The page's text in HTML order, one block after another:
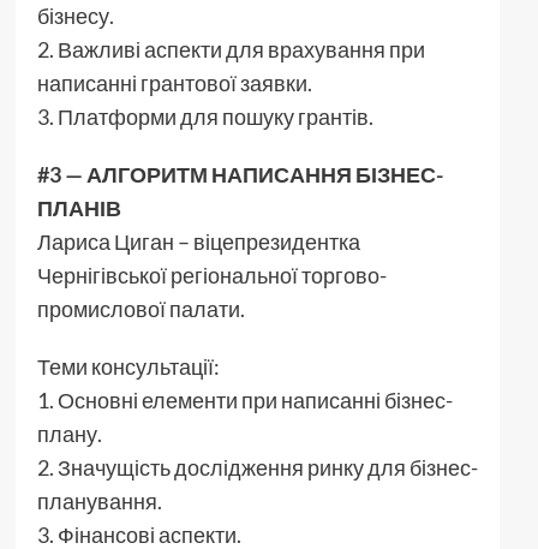
бізнесу.
2. Важливі аспекти для врахування при
написанні грантової заявки.
3. Платформи для пошуку грантів.
#3 — АЛГОРИТМ НАПИСАННЯ БІЗНЕС-
ПЛАНІВ
Лариса Циган – віцепрезидентка
Чернігівської регіональної торгово-
промислової палати.
Теми консультації:
1. Основні елементи при написанні бізнес-
плану.
2. Значущість дослідження ринку для бізнес-
планування.
3. Фінансові аспекти.